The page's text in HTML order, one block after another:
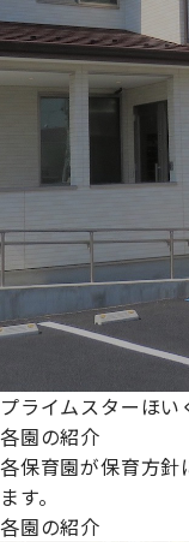
プライムスターほ
各園の紹介
各保育園が保育方
ます。
各園の紹介